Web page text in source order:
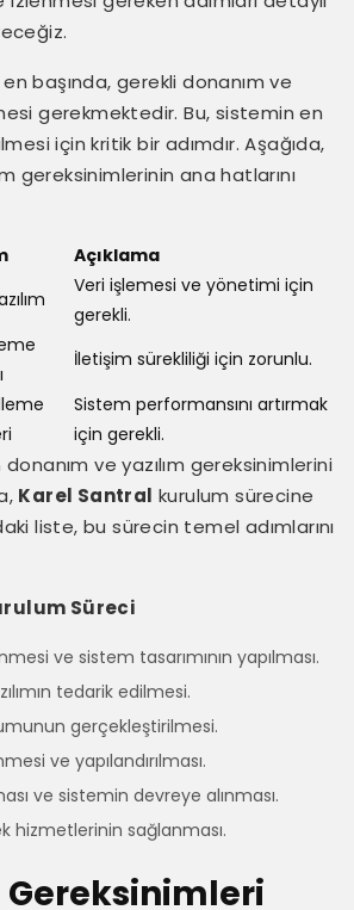
başında, gerekli donanım ve
gerekmektedir. Bu, sistemin en
için kritik bir adımdır. Aşağıda,
gereksinimlerinin ana hatlarını
Açıklama
Veri işlemesi ve yönetimi için
gerekli.
İletişim sürekliliği için zorunlu.
Sistem performansını artırmak
için gerekli.
ve yazılım gereksinimlerini
Karel Santral kurulum sürecine
liste, bu sürecin temel adımlarını
Süreci
ve sistem tasarımının yapılması.
tedarik edilmesi.
gerçekleştirilmesi.
ve yapılandırılması.
ve sistemin devreye alınması.
hizmetlerinin sağlanması.
Gereksinimleri